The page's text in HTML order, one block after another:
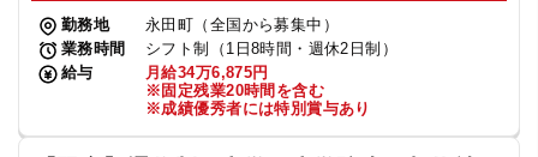
勤務地
永田町（全国から募集中）
業務時間
シフト制（1日8時間・週休2日制）
給与
月給34万6,875円
※固定残業20時間を含む
※成績優秀者には特別賞与あり